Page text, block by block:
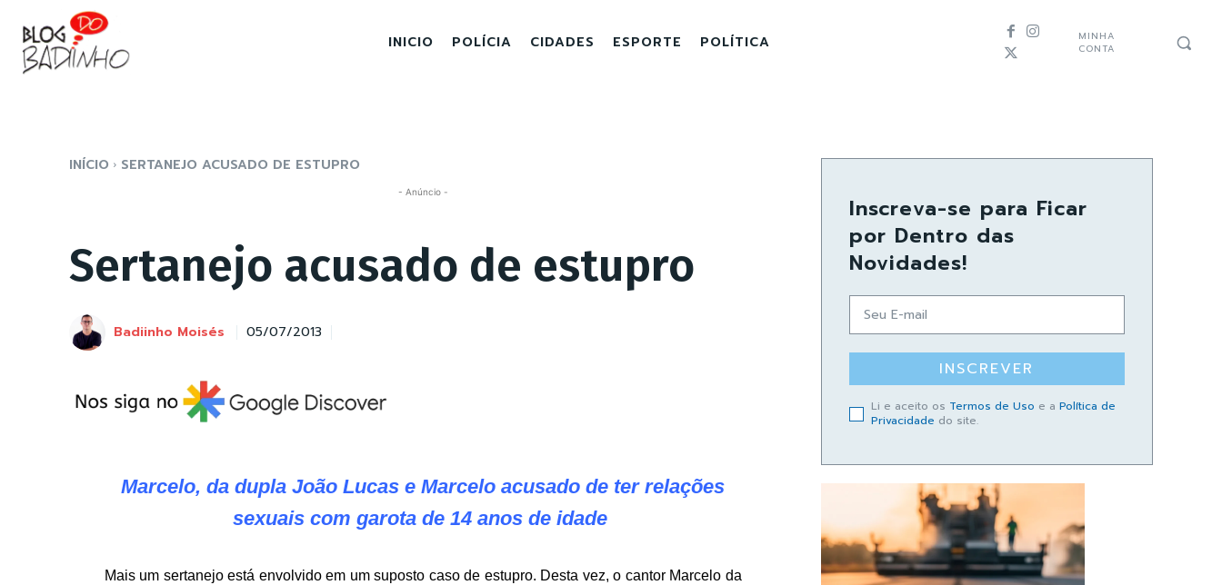
INICIO POLÍCIA CIDADES ESPORTE POLÍTICA
MINHA
CONTA
INÍCIO SERTANEJO ACUSADO DE ESTUPRO
- Anúncio -
Sertanejo acusado de estupro
Badiinho Moisés 05/07/2013
Marcelo, da dupla João Lucas e Marcelo acusado de ter relações
sexuais com garota de 14 anos de idade
Mais um sertanejo está envolvido em um suposto caso de estupro. Desta vez, o cantor Marcelo da
Inscreva-se para Ficar
por Dentro das
Novidades!
INSCREVER
Li e aceito os Termos de Uso e a Política de
Privacidade do site.